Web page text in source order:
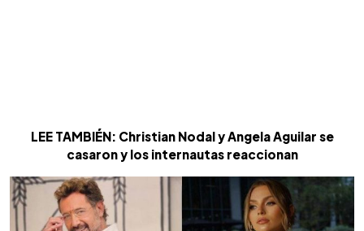
LEE TAMBIÉN: Christian Nodal y Angela Aguilar se
casaron y los internautas reaccionan